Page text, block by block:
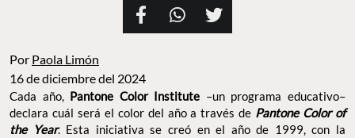
Por Paola Limón
16 de diciembre del 2024
Cada año, Pantone Color Institute –un programa educativo–
declara cuál será el color del año a través de Pantone Color of
the Year. Esta iniciativa se creó en el año de 1999, con la